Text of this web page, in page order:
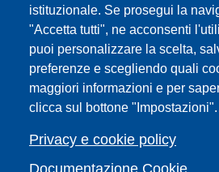
istituzionale. Se prosegui la
"Accetta tutti", ne acconsenti
puoi personalizzare la scelta,
preferenze e scegliendo quali
maggiori informazioni e per
clicca sul bottone "Impostazioni".
Privacy e cookie policy
Documentazione Cookie
Mappa del sito
Webmaster e redazione
Elenco dei siti tematici
Accessibilità
Feed RSS
Note legali del sito
Privacy policy
Cambia idea sui cookie